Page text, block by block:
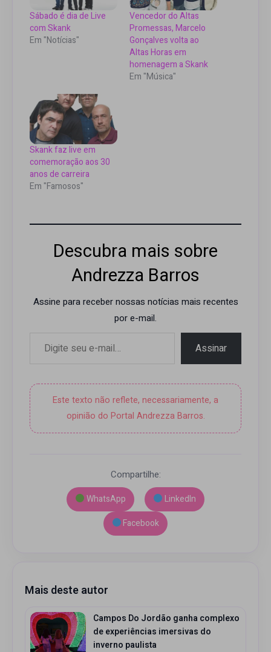
Sábado é dia de Live
com Skank
Em "Notícias"
Vencedor do Altas
Promessas, Marcelo
Gonçalves volta ao
Altas Horas em
homenagem a Skank
Em "Música"
Skank faz live em
comemoração aos 30
anos de carreira
Em "Famosos"
Descubra mais sobre
Andrezza Barros
Assine para receber nossas notícias mais recentes
por e-mail.
Assinar
Este texto não reflete, necessariamente, a
opinião do Portal Andrezza Barros.
Compartilhe:
WhatsApp
LinkedIn
Facebook
Mais deste autor
Campos Do Jordão ganha complexo
de experiências imersivas do
inverno paulista